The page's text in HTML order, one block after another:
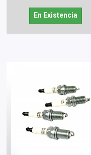
En Existencia